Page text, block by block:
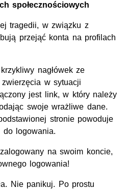
społecznościowych
tragedii, w związku z
przejąć konta na profilach
nagłówek ze
w sytuacji
jest link, w który należy
swoje wrażliwe dane.
stronie powoduje
do logowania.
na swoim koncie,
logowania!
Nie panikuj. Po prostu